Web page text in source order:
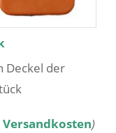
Deckel der
Versandkosten)